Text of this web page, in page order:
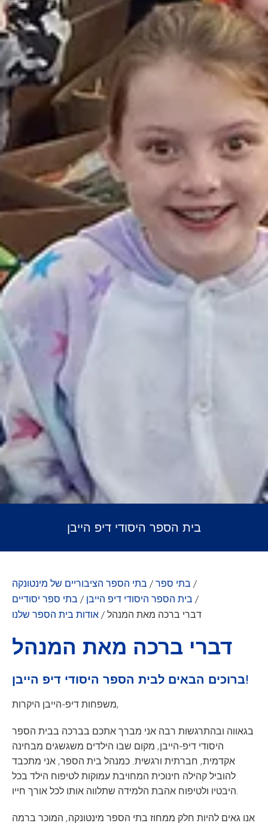
בית הספר היסודי דיפ הייבן
בתי הספר הציבוריים של מינטונקה /בתי ספר /
בתי ספר יסודיים / בית הספר היסודי דיפ הייבן /
אודות בית הספר שלנו /דברי ברכה מאת המנהל
דברי ברכה מאת המנהל
ברוכים הבאים לבית הספר היסודי דיפ הייבן!
משפחות דיפ-הייבן היקרות,
בגאווה ובהתרגשות רבה אני מברך אתכם בברכה בבית הספר
היסודי דיפ-הייבן, מקום שבו הילדים משגשגים מבחינה
אקדמית, חברתית ורגשית. כמנהל בית הספר, אני מתכבד
להוביל קהילה חינוכית המחויבת עמוקות לטיפוח הילד בכל
אנו גאים להיות חלק ממחוז בתי הספר מינטונקה, המוכר ברמה